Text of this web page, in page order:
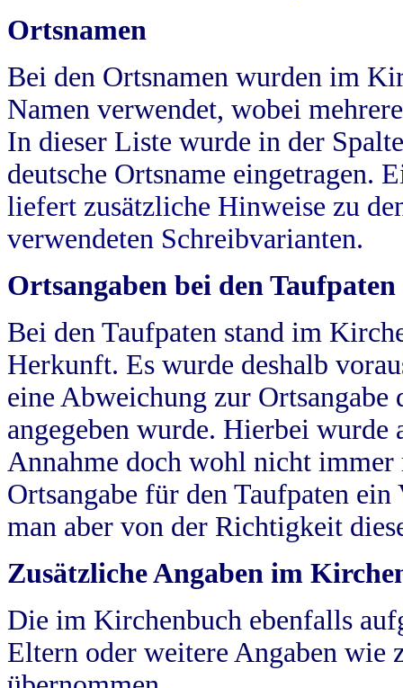
Ortsnamen
Bei den Ortsnamen wurden im
Namen verwendet, wobei
In dieser Liste wurde in der
deutsche Ortsname eingetragen.
liefert zusätzliche Hinweise zu
verwendeten Schreibvarianten.
Ortsangaben bei den Taufpaten
Bei den Taufpaten stand im
Herkunft. Es wurde deshalb
eine Abweichung zur
angegeben wurde. Hierbei wurde
Annahme doch wohl nicht
Ortsangabe für den Taufpaten
man aber von der Richtigkeit
Zusätzliche Angaben im
Die im Kirchenbuch ebenfalls
Eltern oder weitere Angaben wie